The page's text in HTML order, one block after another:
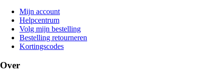
Mijn account
Helpcentrum
Volg mijn bestelling
Bestelling retourneren
Kortingscodes
Over